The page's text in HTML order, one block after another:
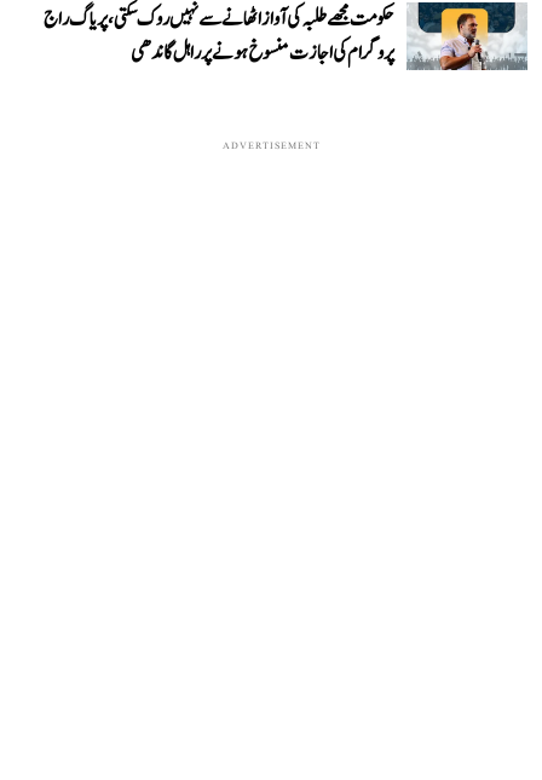
حکومت مجھے طلبہ کی آواز اٹھانے سے نہیں روک سکتی، پریاگ راج
پروگرام کی اجازت منسوخ ہونے پر راہل گاندھی
ADVERTISEMENT